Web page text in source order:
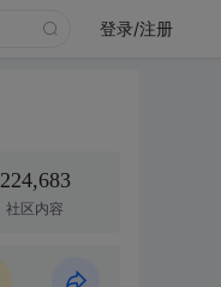
登录/注册
224,683
社区内容